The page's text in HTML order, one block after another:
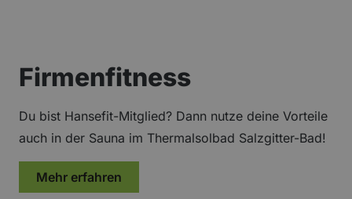
Firmenfitness
Du bist Hansefit-Mitglied? Dann nutze deine Vorteile
auch in der Sauna im Thermalsolbad Salzgitter-Bad!
Mehr erfahren